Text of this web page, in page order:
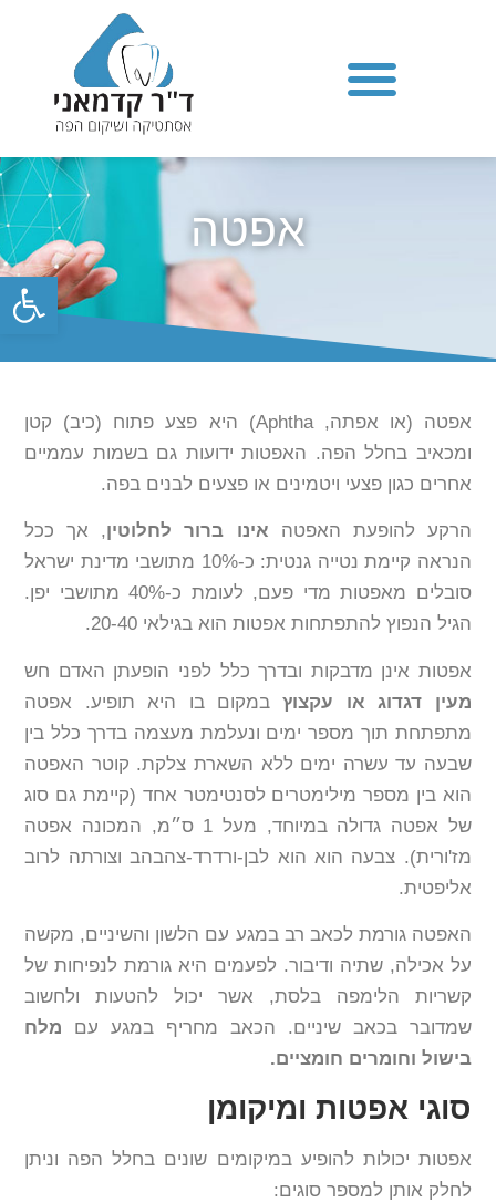
אפטה
אפטה (או אפתה, Aphtha) היא פצע פתוח (כיב) קטן
ומכאיב בחלל הפה. האפטות ידועות גם בשמות עממיים
אחרים כגון פצעי ויטמינים או פצעים לבנים בפה.
הרקע להופעת האפטה אינו ברור לחלוטין, אך ככל
הנראה קיימת נטייה גנטית: כ-10% מתושבי מדינת ישראל
סובלים מאפטות מדי פעם, לעומת כ-40% מתושבי יפן.
הגיל הנפוץ להתפתחות אפטות הוא בגילאי 20-40.
אפטות אינן מדבקות ובדרך כלל לפני הופעתן האדם חש
מעין דגדוג או עקצוץבמקום בו היא תופיע. אפטה
מתפתחת תוך מספר ימים ונעלמת מעצמה בדרך כלל בין
שבעה עד עשרה ימים ללא השארת צלקת. קוטר האפטה
הוא בין מספר מילימטרים לסנטימטר אחד (קיימת גם סוג
של אפטה גדולה במיוחד, מעל 1 ס״מ, המכונה אפטה
מז'ורית). צבעה הוא הוא לבן-ורדרד-צהבהב וצורתה לרוב
אליפטית.
האפטה גורמת לכאב רב במגע עם הלשון והשיניים, מקשה
על אכילה, שתיה ודיבור. לפעמים היא גורמת לנפיחות של
קשריות הלימפה בלסת, אשר יכול להטעות ולחשוב
שמדובר בכאב שיניים. הכאב מחריף במגע עם מלח
בישול וחומרים חומציים.
סוגי אפטות ומיקומן
אפטות יכולות להופיע במיקומים שונים בחלל הפה וניתן
לחלק אותן למספר סוגים:
פתח